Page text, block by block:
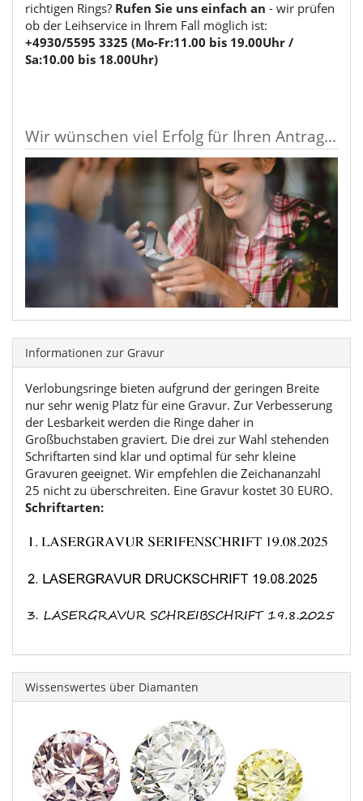
richtigen Rings? Rufen Sie uns einfach an - wir prüfen
ob der Leihservice in Ihrem Fall möglich ist:
+4930/5595 3325 (Mo-Fr:11.00 bis 19.00Uhr /
Sa:10.00 bis 18.00Uhr)
Wir wünschen viel Erfolg für Ihren Antrag...
Informationen zur Gravur
Verlobungsringe bieten aufgrund der geringen Breite
nur sehr wenig Platz für eine Gravur. Zur Verbesserung
der Lesbarkeit werden die Ringe daher in
Großbuchstaben graviert. Die drei zur Wahl stehenden
Schriftarten sind klar und optimal für sehr kleine
Gravuren geeignet. Wir empfehlen die Zeichananzahl
25 nicht zu überschreiten. Eine Gravur kostet 30 EURO.
Schriftarten:
Wissenswertes über Diamanten